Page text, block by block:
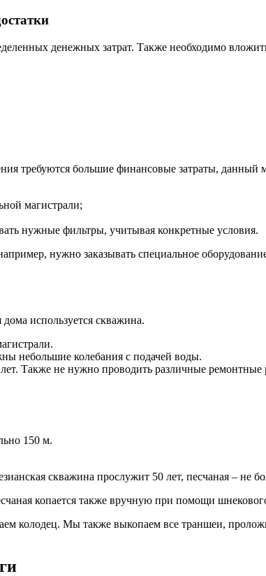
денежных затрат. Также необходимо
требуются большие финансовые затраты,
магистрали;
нужные фильтры, учитывая конкретные условия.
нужно заказывать специальное
используется скважина.
небольшие колебания с подачей воды.
Также не нужно проводить различные ремонтные
150 м.
скважина прослужит 50 лет, песчаная – не
копается также вручную при помощи
колодец. Мы также выкопаем все траншеи,